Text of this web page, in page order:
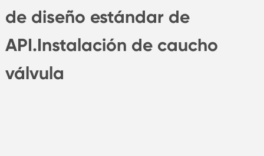
de diseño estándar de
API.Instalación de caucho
válvula